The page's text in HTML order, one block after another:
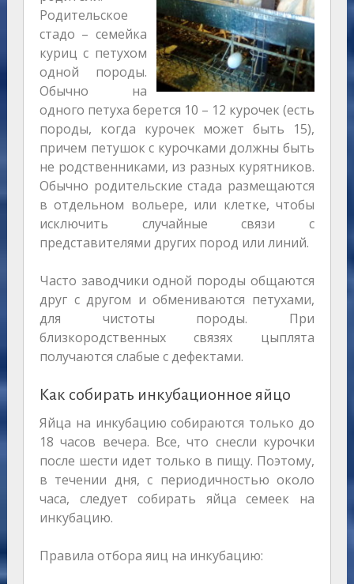
Родительское
стадо – семейка
куриц с петухом
одной породы.
Обычно на
одного петуха берется 10 – 12 курочек (есть
породы, когда курочек может быть 15),
причем петушок с курочками должны быть
не родственниками, из разных курятников.
Обычно родительские стада размещаются
в отдельном вольере, или клетке, чтобы
исключить случайные связи с
представителями других пород или линий.
Часто заводчики одной породы общаются
друг с другом и обмениваются петухами,
для чистоты породы. При
близкородственных связях цыплята
получаются слабые с дефектами.
Как собирать инкубационное яйцо
Яйца на инкубацию собираются только до
18 часов вечера. Все, что снесли курочки
после шести идет только в пищу. Поэтому,
в течении дня, с периодичностью около
часа, следует собирать яйца семеек на
инкубацию.
Правила отбора яиц на инкубацию: